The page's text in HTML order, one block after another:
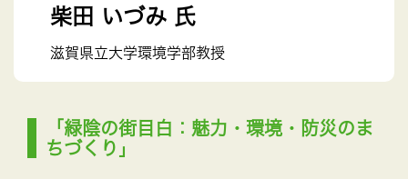
柴田 いづみ 氏
滋賀県立大学環境学部教授
「緑陰の街目白：魅力・環境・防災のま
ちづくり」